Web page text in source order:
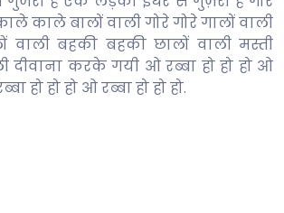
काले बालों वाली गोरे गोरे गालों वाली
बहकी बहकी छालों वाली मस्ती
दीवाना करके गयी ओ रब्बा हो हो हो ओ
हो हो हो ओ रब्बा हो हो हो.